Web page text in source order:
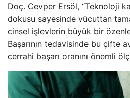
Doç. Cevper Ersöl, “Teknoloji
dokusu sayesinde vücuttan
cinsel işlevlerin büyük bir
Başarının tedavisinde bu çifte
cerrahi başarı oranını önemli